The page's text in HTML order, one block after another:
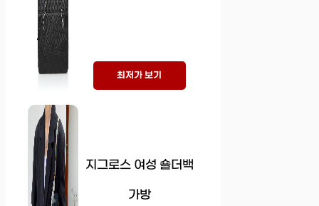
최저가 보기
지그로스 여성 숄더백
가방